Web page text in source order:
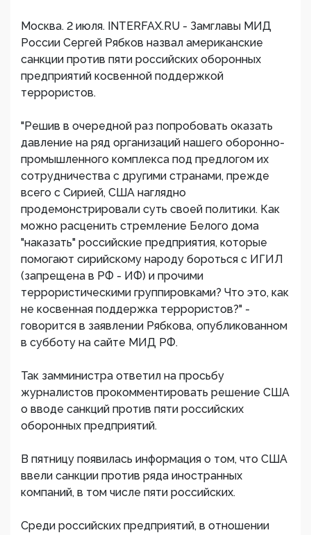
Москва. 2 июля. INTERFAX.RU - Замглавы МИД
России Сергей Рябков назвал американские
санкции против пяти российских оборонных
предприятий косвенной поддержкой
террористов.
"Решив в очередной раз попробовать оказать
давление на ряд организаций нашего оборонно-
промышленного комплекса под предлогом их
сотрудничества с другими странами, прежде
всего с Сирией, США наглядно
продемонстрировали суть своей политики. Как
можно расценить стремление Белого дома
"наказать" российские предприятия, которые
помогают сирийскому народу бороться с ИГИЛ
(запрещена в РФ - ИФ) и прочими
террористическими группировками? Что это, как
не косвенная поддержка террористов?" -
говорится в заявлении Рябкова, опубликованном
в субботу на сайте МИД РФ.
Так замминистра ответил на просьбу
журналистов прокомментировать решение США
о вводе санкций против пяти российских
оборонных предприятий.
В пятницу появилась информация о том, что США
ввели санкции против ряда иностранных
компаний, в том числе пяти российских.
Среди российских предприятий, в отношении